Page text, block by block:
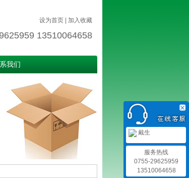
设为首页 加入收藏
13510064658
我们
戴生
服务热线
0755-29625959
13510064658